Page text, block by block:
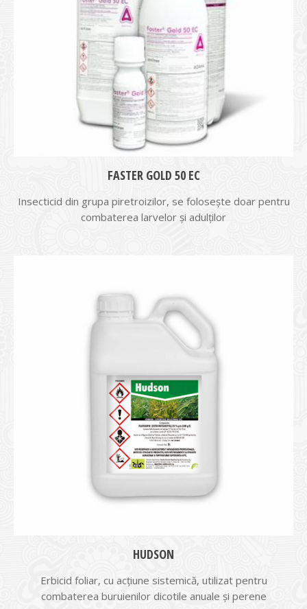
FASTER GOLD 50 EC
Insecticid din grupa piretroizilor, se foloseşte doar pentru
combaterea larvelor şi adulţilor
HUDSON
Erbicid foliar, cu acţiune sistemică, utilizat pentru
combaterea buruienilor dicotile anuale şi perene